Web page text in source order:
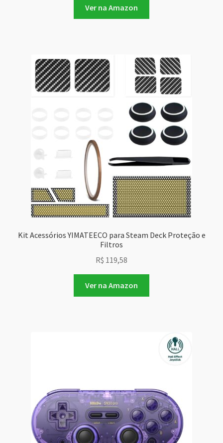
Ver na Amazon
Kit Acessórios YIMATEECO para Steam Deck Proteção e
Filtros
R$ 119,58
Ver na Amazon